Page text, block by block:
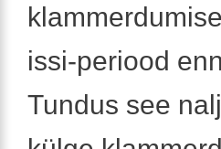
issi-periood
Tundus see